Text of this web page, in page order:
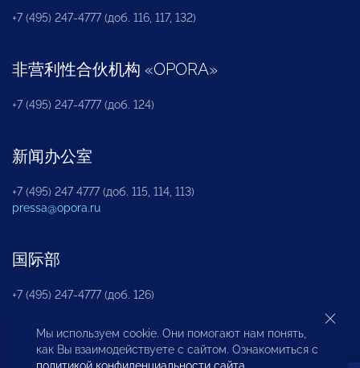
+7 (495) 247-4777 (доб. 116, 117, 132)
非营利性合伙机构 «OPORA»
+7 (495) 247-4777 (доб. 124)
新闻办公室
+7 (495) 247 4777 (доб. 115, 114, 113)
pressa@opora.ru
国际部
+7 (495) 247-4777 (доб. 126)
商投权益保护部
Мы используем cookie. Они помогают нам понять,
как Вы взаимодействуете с сайтом. Ознакомиться с
политикой конфиденциальности сайта